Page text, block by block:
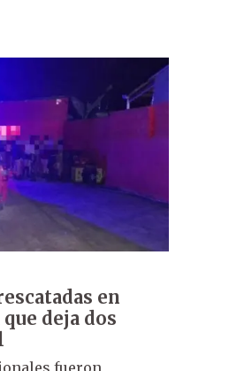
en
deja dos